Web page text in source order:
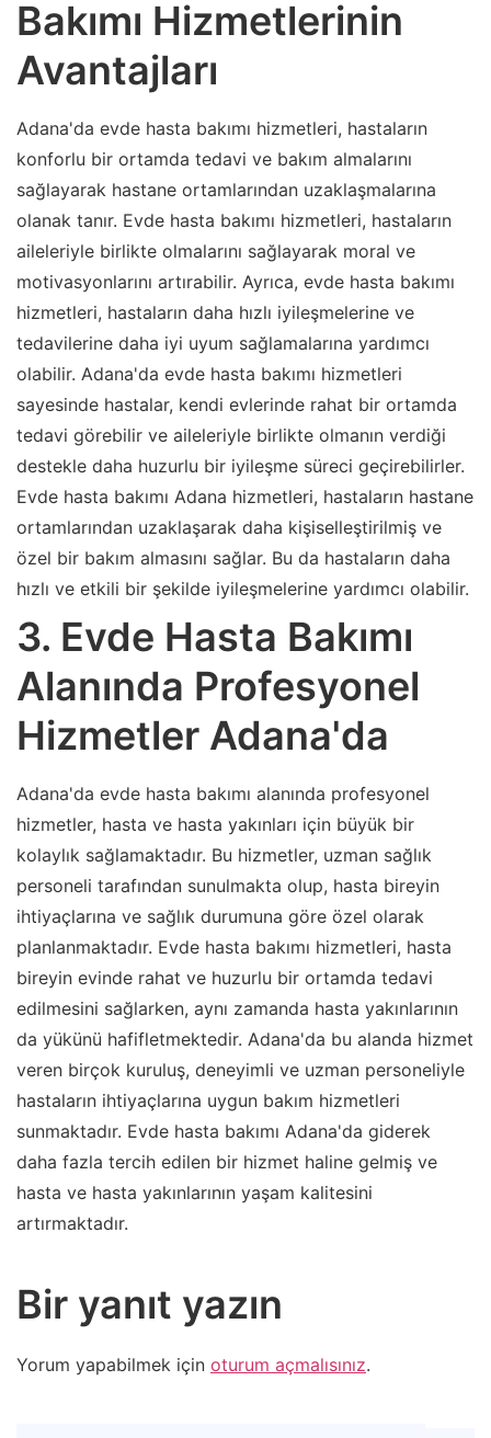
Bakımı Hizmetlerinin
Avantajları
Adana'da evde hasta bakımı hizmetleri, hastaların
konforlu bir ortamda tedavi ve bakım almalarını
sağlayarak hastane ortamlarından uzaklaşmalarına
olanak tanır. Evde hasta bakımı hizmetleri, hastaların
aileleriyle birlikte olmalarını sağlayarak moral ve
motivasyonlarını artırabilir. Ayrıca, evde hasta bakımı
hizmetleri, hastaların daha hızlı iyileşmelerine ve
tedavilerine daha iyi uyum sağlamalarına yardımcı
olabilir. Adana'da evde hasta bakımı hizmetleri
sayesinde hastalar, kendi evlerinde rahat bir ortamda
tedavi görebilir ve aileleriyle birlikte olmanın verdiği
destekle daha huzurlu bir iyileşme süreci geçirebilirler.
Evde hasta bakımı Adana hizmetleri, hastaların hastane
ortamlarından uzaklaşarak daha kişiselleştirilmiş ve
özel bir bakım almasını sağlar. Bu da hastaların daha
hızlı ve etkili bir şekilde iyileşmelerine yardımcı olabilir.
3. Evde Hasta Bakımı
Alanında Profesyonel
Hizmetler Adana'da
Adana'da evde hasta bakımı alanında profesyonel
hizmetler, hasta ve hasta yakınları için büyük bir
kolaylık sağlamaktadır. Bu hizmetler, uzman sağlık
personeli tarafından sunulmakta olup, hasta bireyin
ihtiyaçlarına ve sağlık durumuna göre özel olarak
planlanmaktadır. Evde hasta bakımı hizmetleri, hasta
bireyin evinde rahat ve huzurlu bir ortamda tedavi
edilmesini sağlarken, aynı zamanda hasta yakınlarının
da yükünü hafifletmektedir. Adana'da bu alanda hizmet
veren birçok kuruluş, deneyimli ve uzman personeliyle
hastaların ihtiyaçlarına uygun bakım hizmetleri
sunmaktadır. Evde hasta bakımı Adana'da giderek
daha fazla tercih edilen bir hizmet haline gelmiş ve
hasta ve hasta yakınlarının yaşam kalitesini
artırmaktadır.
Bir yanıt yazın
Yorum yapabilmek için oturum açmalısınız.